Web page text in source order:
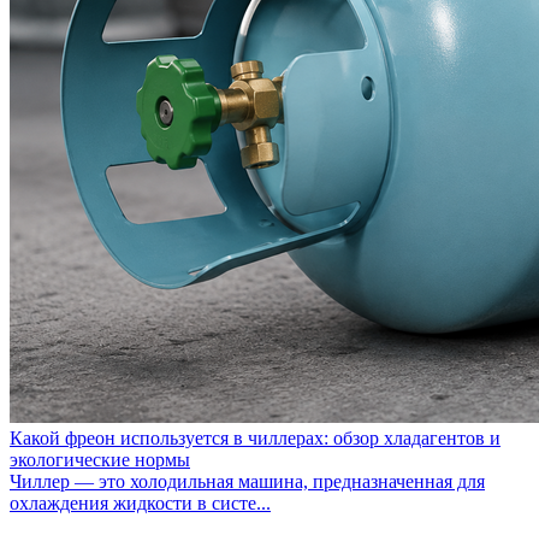
Какой фреон используется в чиллерах: обзор хладагентов и
экологические нормы
Чиллер — это холодильная машина, предназначенная для
охлаждения жидкости в систе...